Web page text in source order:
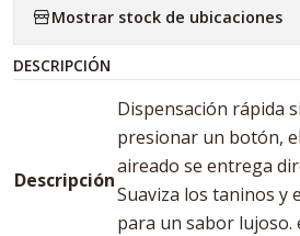
Mostrar stock de ubicaciones
DESCRIPCIÓN
Descripción
Dispensación rápida
presionar un botón,
aireado se entrega
Suaviza los taninos y
para un sabor lujoso.